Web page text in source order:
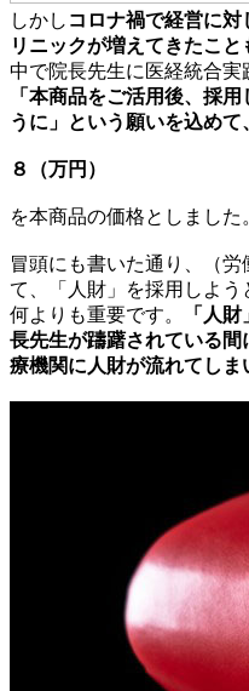
しかし コロナ禍で経営に
リニックが増えてきたこ
中で院長先生に医経統合実
「本商品をご活用後、採
うに」という願いを込めて
８（万円）
を本商品の価格としました
冒頭にも書いた通り、（
て、「人財」を採用しよ
何よりも重要です。
「人
長先生が躊躇されている
療機関に人財が流れてしま